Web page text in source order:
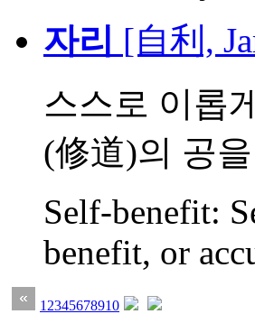
자리 [自利,
스스로 이롭
(修道)의 공
Self-benefit:
benefit, or
1 2345678910